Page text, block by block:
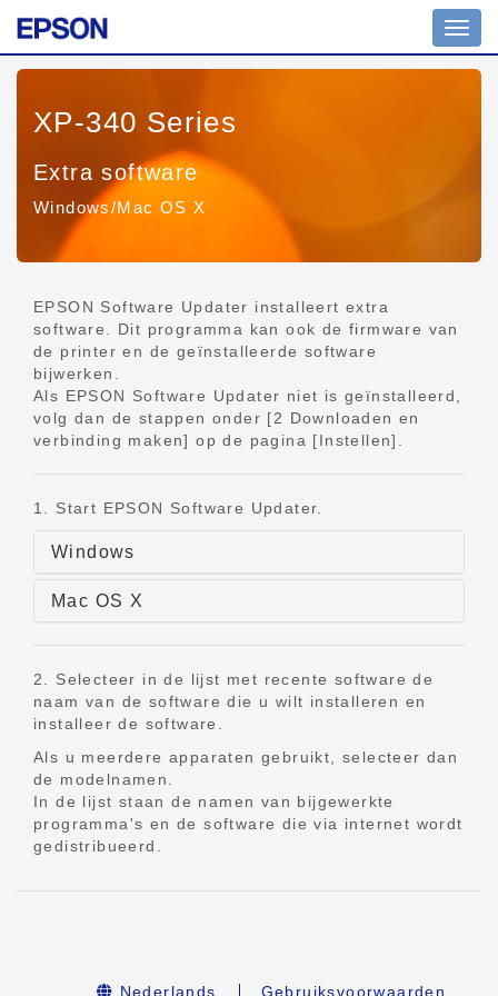
aan/
XP-340 Series
Extra software
Windows/Mac OS X
EPSON Software Updater installeert extra
software. Dit programma kan ook de firmware van
de printer en de geïnstalleerde software
bijwerken.
Als EPSON Software Updater niet is geïnstalleerd,
volg dan de stappen onder [2 Downloaden en
verbinding maken] op de pagina [Instellen].
1. Start EPSON Software Updater.
Windows
Mac OS X
2. Selecteer in de lijst met recente software de
naam van de software die u wilt installeren en
installeer de software.
Als u meerdere apparaten gebruikt, selecteer dan
de modelnamen.
In de lijst staan de namen van bijgewerkte
programma's en de software die via internet wordt
gedistribueerd.
Nederlands Gebruiksvoorwaarden